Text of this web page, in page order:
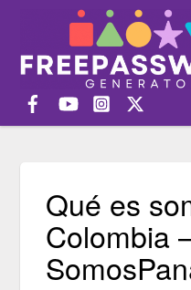
Qué es
Colombia